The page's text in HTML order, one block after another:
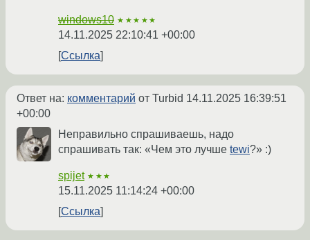
windows10 ★★★★★
14.11.2025 22:10:41 +00:00
Ссылка
Ответ на: комментарий от Turbid 14.11.2025 16:39:51
+00:00
Неправильно спрашиваешь, надо
спрашивать так: «Чем это лучше tewi?» :)
spijet ★★★
15.11.2025 11:14:24 +00:00
Ссылка